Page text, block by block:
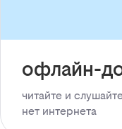
офлайн-
читайте и
нет интернета